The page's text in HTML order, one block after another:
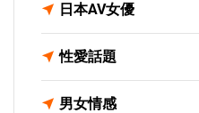
日本AV女優
性愛話題
男女情感